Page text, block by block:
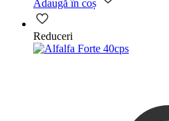
Adaugă în coș
Reduceri